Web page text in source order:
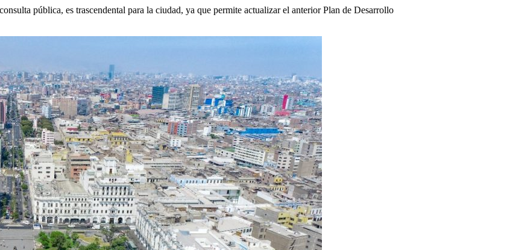
pública, es trascendental para la ciudad, ya que permite actualizar el anterior Plan de Desarrollo